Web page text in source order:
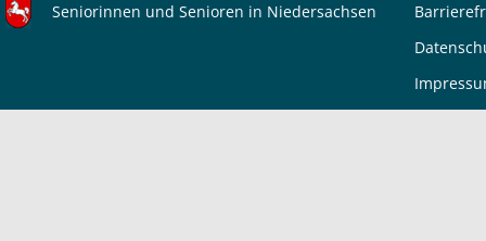
Seniorinnen und Senioren in Niedersachsen